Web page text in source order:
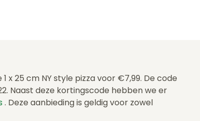
x 25 cm NY style pizza voor €7,99. De code
Naast deze kortingscode hebben we er
. Deze aanbieding is geldig voor zowel